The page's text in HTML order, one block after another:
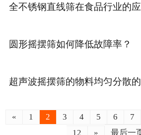
圆形摇摆筛如何降低故障率？
« 1 2 3 4 5 6 7
12
» 最后一